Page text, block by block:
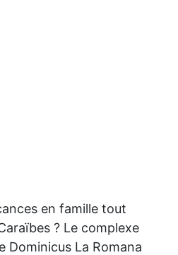
en famille tout
? Le complexe
Dominicus La Romana